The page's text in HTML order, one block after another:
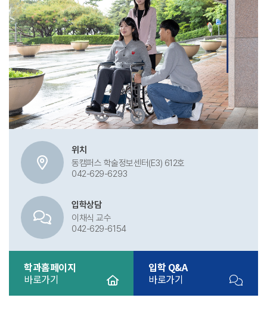
위치
동캠퍼스 학술정보센터(E3) 612호
042-629-6293
입학상담
이채식 교수
042-629-6154
학과홈페이지
바로가기
입학 Q&A
바로가기